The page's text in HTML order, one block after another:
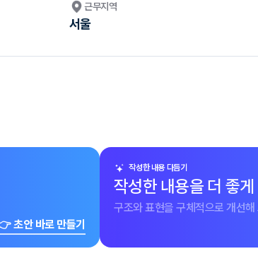
근무지역
서울
초안 바로 만들기
작성한 내용 다듬기
작성한 내용을 더 좋
구조와 표현을 구체적으로 개선해